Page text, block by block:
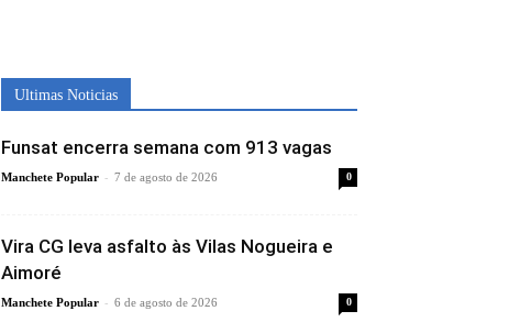
Ultimas Noticias
Funsat encerra semana com 913 vagas
Manchete Popular - 7 de agosto de 2026 0
Vira CG leva asfalto às Vilas Nogueira e
Aimoré
Manchete Popular - 6 de agosto de 2026 0